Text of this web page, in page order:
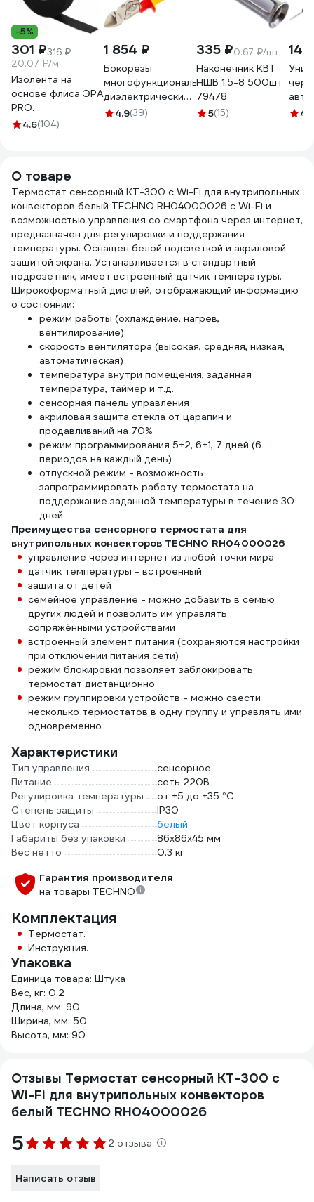
-5%
301 ₽316 ₽
20.07 ₽/м
Изолента на
основе флиса ЭРА
PRO
PROFLEEC1915 19
4.6(104)
1 854 ₽
Бокорезы
многофункциональные
диэлектрические
206мм KRANZ KR-
4.9(39)
335 ₽0.67 ₽/шт
Наконечник КВТ
НШВ 1.5-8 500шт
79478
5(15) 4.7
О товаре
Термостат сенсорный KT-300 с Wi-Fi для внутрипольных
конвекторов белый TECHNO RH04000026 с Wi-Fi и
возможностью управления со смартфона через интернет,
предназначен для регулировки и поддержания
температуры. Оснащен белой подсветкой и акриловой
защитой экрана. Устанавливается в стандартный
подрозетник, имеет встроенный датчик температуры.
Широкоформатный дисплей, отображающий информацию
о состоянии:
режим работы (охлаждение, нагрев,
вентилирование)
скорость вентилятора (высокая, средняя, низкая,
автоматическая)
температура внутри помещения, заданная
температура, таймер и т.д.
сенсорная панель управления
акриловая защита стекла от царапин и
продавливаний на 70%
режим программирования 5+2, 6+1, 7 дней (6
периодов на каждый день)
отпускной режим - возможность
запрограммировать работу термостата на
поддержание заданной температуры в течение 30
дней
Преимущества сенсорного термостата для
внутрипольных конвекторов TECHNO RH04000026
управление через интернет из любой точки мира
датчик температуры - встроенный
защита от детей
семейное управление - можно добавить в семью
других людей и позволить им управлять
сопряжёнными устройствами
встроенный элемент питания (сохраняются настройки
при отключении питания сети)
режим блокировки позволяет заблокировать
термостат дистанционно
режим группировки устройств - можно свести
несколько термостатов в одну группу и управлять ими
одновременно
Характеристики
Тип управления
сенсорное
Питание
сеть 220В
Регулировка температуры
от +5 до +35 °С
Степень защиты
IP30
Цвет корпуса
белый
Габариты без упаковки
86х86х45 мм
Вес нетто
0.3 кг
Гарантия производителя
на товары TECHNO
Комплектация
Термостат.
Инструкция.
Упаковка
Единица товара: Штука
Вес, кг: 0.2
Длина, мм: 90
Ширина, мм: 50
Высота, мм: 90
Отзывы Термостат сенсорный KT-300 с
Wi-Fi для внутрипольных конвекторов
белый TECHNO RH04000026
5 2 отзыва
Написать отзыв